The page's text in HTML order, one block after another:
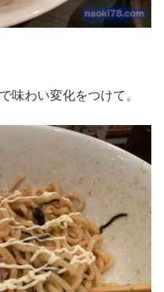
味わい変化をつけて。